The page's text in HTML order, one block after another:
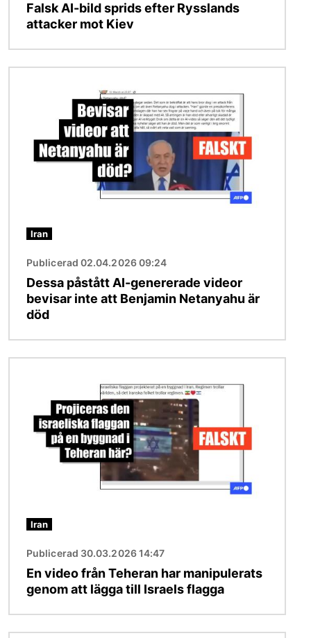
Falsk AI-bild sprids efter Rysslands
attacker mot Kiev
Iran
Publicerad 02.04.2026 09:24
Dessa påstått AI-genererade videor
bevisar inte att Benjamin Netanyahu är
död
Iran
Publicerad 30.03.2026 14:47
En video från Teheran har manipulerats
genom att lägga till Israels flagga